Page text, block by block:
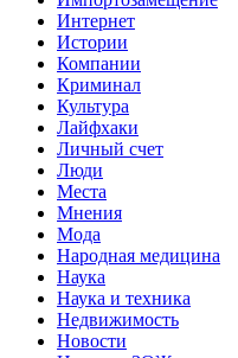
Интернет
Истории
Компании
Криминал
Культура
Лайфхаки
Личный счет
Люди
Места
Мнения
Мода
Народная медицина
Наука
Наука и техника
Недвижимость
Новости